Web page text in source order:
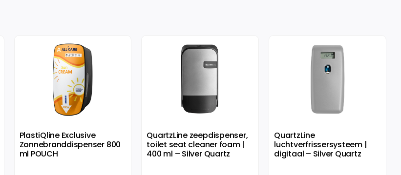
PlastiQline Exclusive
Zonnebranddispenser 800
ml POUCH
QuartzLine zeepdispenser,
toilet seat cleaner foam |
400 ml – Silver Quartz
QuartzLine
luchtverfrissersysteem |
digitaal – Silver Quartz